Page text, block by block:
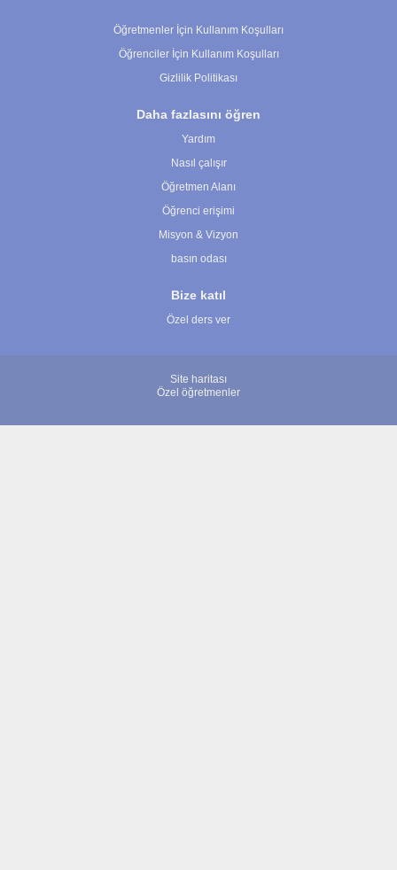
Öğretmenler İçin Kullanım Koşulları
Öğrenciler İçin Kullanım Koşulları
Gizlilik Politikası
Daha fazlasını öğren
Yardım
Nasıl çalışır
Öğretmen Alanı
Öğrenci erişimi
Misyon & Vizyon
basın odası
Bize katıl
Özel ders ver
Site haritası
Özel öğretmenler